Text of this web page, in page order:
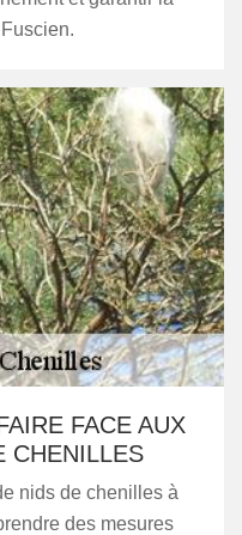
FACE AUX
CHENILLES
nids de chenilles à
des mesures